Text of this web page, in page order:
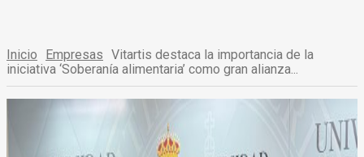
Inicio Empresas Vitartis destaca la importancia de la
iniciativa ‘Soberanía alimentaria’ como gran alianza...